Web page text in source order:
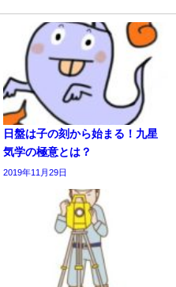
日盤は子の刻から始まる！九星
気学の極意とは？
2019年11月29日